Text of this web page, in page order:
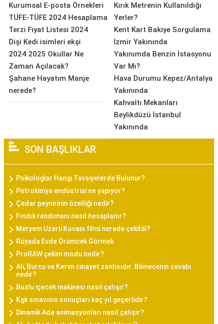
Kurumsal E-posta Örnekleri
TÜFE-TÜFE 2024 Hesaplama
Terzi Fiyat Listesi 2024
Dişi Kedi isimleri ekşi
2024 2025 Okullar Ne
Zaman Açılacak?
Şahane Hayatım Manje
nerede?
Kırık Metrenin Kullanıldığı
Yerler?
Kent Kart Bakiye Sorgulama
İzmir Yakınında
Yakınımda Benzin İstasyonu
Var Mı?
Hava Durumu Kepez/Antalya
Yakınında
Kahvaltı Mekanları
Beylikdüzü İstanbul
Yakınında
SON BAŞLIKLAR
Psikologlar Hangi Tavsiyelerde Bulunur?
Petrokimya endüstrisi ne yapıyor?
Çedar peynirinin özelliği nedir?
Fındık randımanı nasıl hesaplanır?
Meryem Uzerli Kovanı filmi nerede çekildi?
Rüyada Evde Örümcek Görmek
ProRAW çekim modu nedir?
Ali, Burcu ve Kerim cinayet zanlısıdır. Bilmecenin cevabı
nedir?
Buzlu içecek makinesi nasıl çalışır?
Kgk sınavının sonuçları kaç yıl geçerlidir?
Dinamik Ada animasyonları nasıl çalışır?